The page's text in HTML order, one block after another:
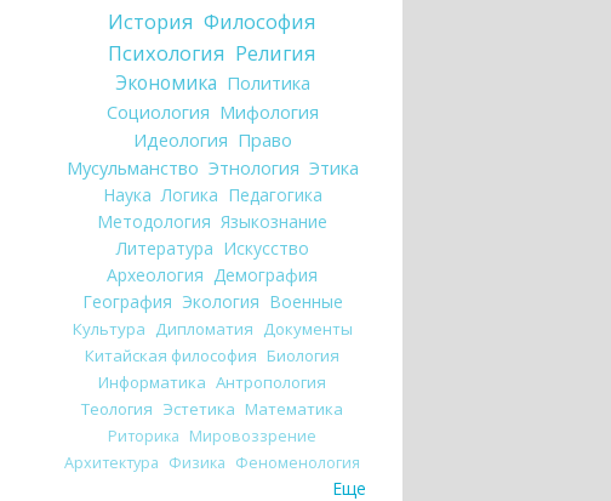
История Философия
Психология Религия
Экономика Политика
Социология Мифология
Идеология Право
Мусульманство Этнология Этика
Наука Логика Педагогика
Методология Языкознание
Литература Искусство
Археология Демография
География Экология Военные
Культура Дипломатия Документы
Китайская философия Биология
Информатика Антропология
Теология Эстетика Математика
Риторика Мировоззрение
Архитектура Физика Феноменология
Еще